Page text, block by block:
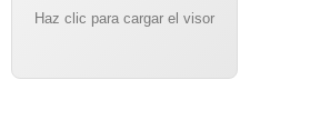
Haz clic para cargar el visor